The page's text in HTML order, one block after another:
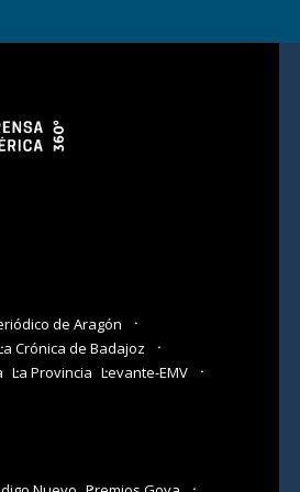
de Aragón
Crónica de Badajoz
La Provincia Levante-EMV